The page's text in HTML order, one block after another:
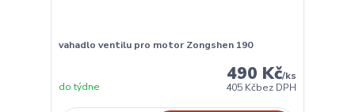
vahadlo ventilu pro motor Zongshen 190
490 Kč/ks
405 Kčbez DPH
do týdne